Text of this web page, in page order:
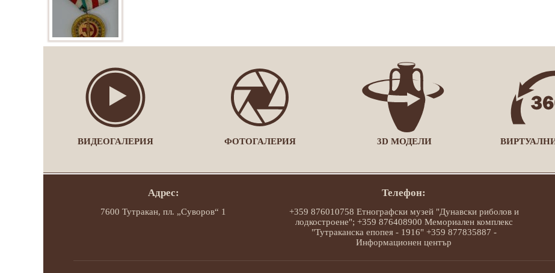
ВИДЕОГАЛЕРИЯ ФОТОГАЛЕРИЯ 3D МОДЕЛИ
Адрес:
7600 Тутракан, пл. „Суворов“ 1
Телефон:
+359 876010758 Етнографски музей "Дунавски риболов и
лодкостроене"; +359 876408900 Мемориален комплекс
"Тутраканска епопея - 1916" +359 877835887 -
Информационен център